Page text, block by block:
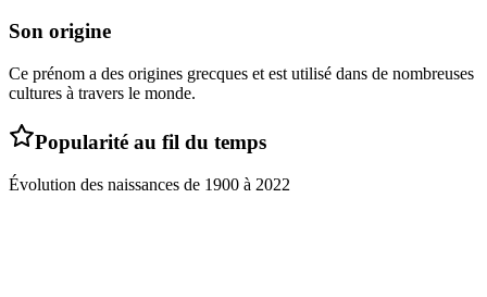
Son origine
Ce prénom a des origines grecques et est utilisé dans de nombreuses
cultures à travers le monde.
Popularité au fil du temps
Évolution des naissances de 1900 à 2022